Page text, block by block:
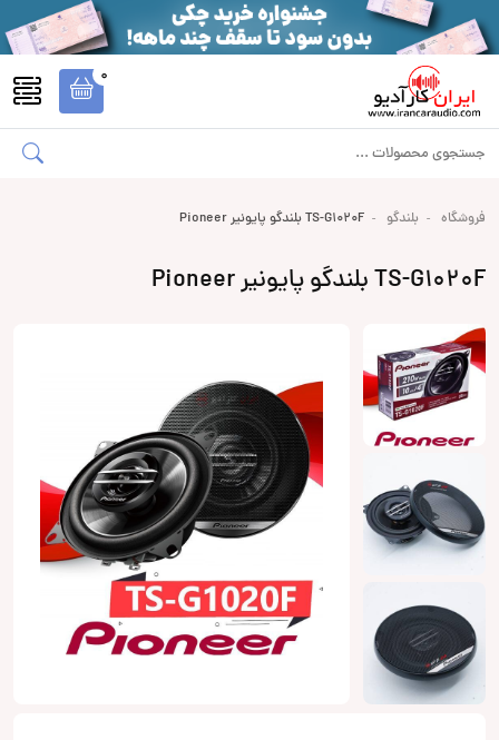
0
فروشگاه بلندگو TS-G1020F بلندگو پایونیر Pioneer
TS-G1020F بلندگو پایونیر Pioneer